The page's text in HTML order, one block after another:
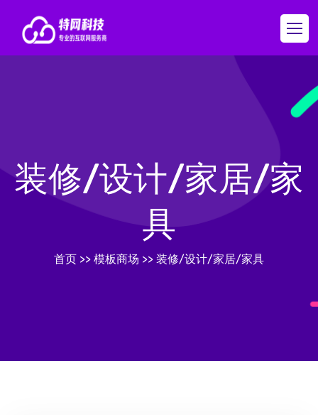
装修/设计/家居/家
具
首页 >> 模板商场 >> 装修/设计/家居/家具